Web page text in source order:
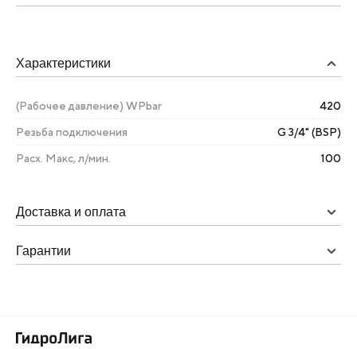
Характеристики
(Рабочее давление) WPbar 420
Резьба подключения G 3/4" (BSP)
Расх. Макс, л/мин. 100
Доставка и оплата
Гарантии